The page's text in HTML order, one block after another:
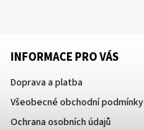
INFORMACE PRO VÁS
Doprava a platba
Všeobecné obchodní podmínky
Ochrana osobních údajů